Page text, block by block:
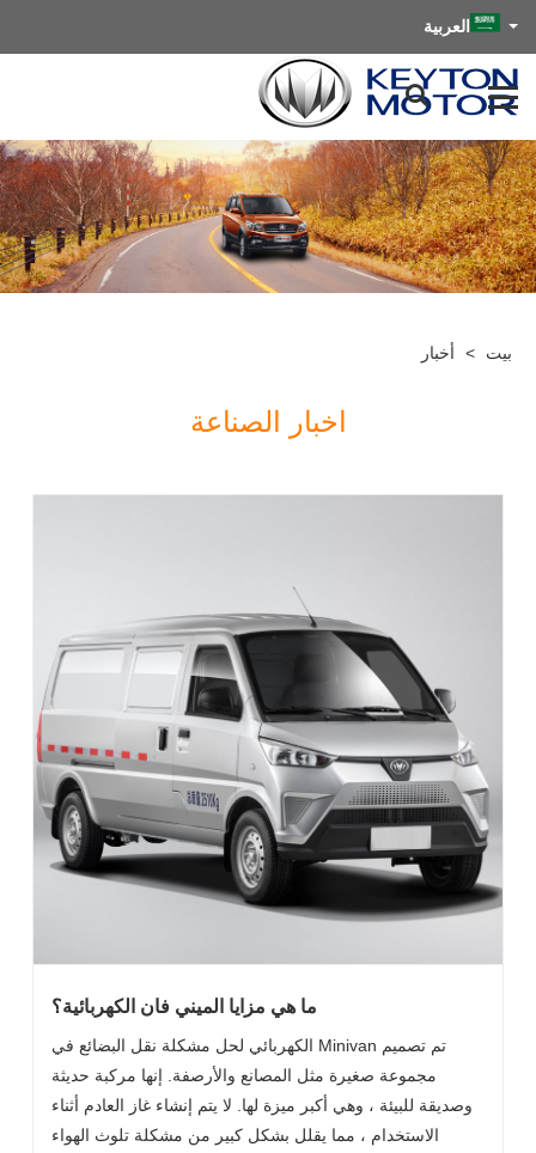
العربية
بيت > أخبار
اخبار الصناعة
ما هي مزايا الميني فان الكهربائية؟
تم تصميم Minivan الكهربائي لحل مشكلة نقل البضائع في
مجموعة صغيرة مثل المصانع والأرصفة. إنها مركبة حديثة
وصديقة للبيئة ، وهي أكبر ميزة لها. لا يتم إنشاء غاز العادم أثناء
الاستخدام ، مما يقلل بشكل كبير من مشكلة تلوث الهواء